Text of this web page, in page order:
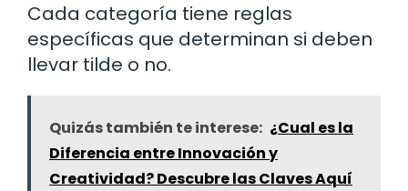
Cada categoría tiene reglas
específicas que determinan si deben
llevar tilde o no.
Quizás también te interese: ¿Cual es la
Diferencia entre Innovación y
Creatividad? Descubre las Claves Aquí